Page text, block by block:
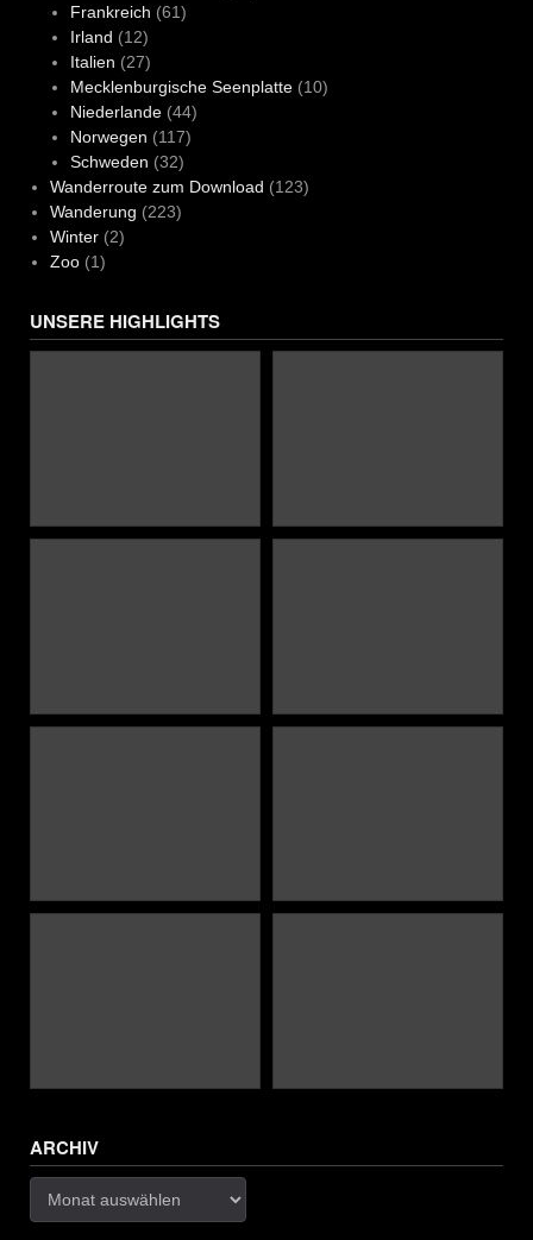
Frankreich (61)
Irland (12)
Italien (27)
Mecklenburgische Seenplatte(10)
Niederlande(44)
Norwegen (117)
Schweden (32)
Wanderroute zum Download (123)
Wanderung (223)
Winter(2)
Zoo(1)
UNSERE HIGHLIGHTS
ARCHIV